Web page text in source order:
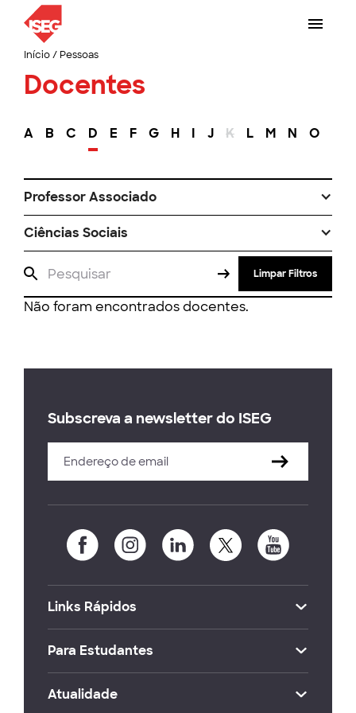
Início/ Pessoas
Docentes
A B C D E F G H I J K L M N O
Professor Associado
Ciências Sociais
Limpar Filtros
Não foram encontrados docentes.
Subscreva a newsletter do ISEG
Links Rápidos
Para Estudantes
Atualidade